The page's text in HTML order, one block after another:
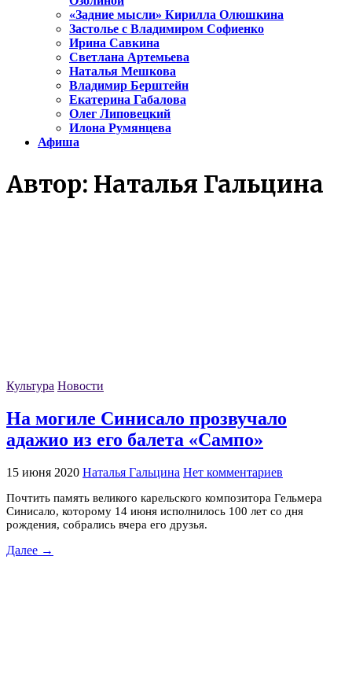
«Задние мысли» Кирилла Олюшкина
Застолье с Владимиром Софиенко
Ирина Савкина
Светлана Артемьева
Наталья Мешкова
Владимир Берштейн
Екатерина Габалова
Олег Липовецкий
Илона Румянцева
Афиша
Автор: Наталья Гальцина
Культура Новости
На могиле Синисало прозвучало
адажио из его балета «Сампо»
15 июня 2020 Наталья Гальцина Нет комментариев
Почтить память великого карельского композитора Гельмера
Синисало, которому 14 июня исполнилось 100 лет со дня
рождения, собрались вчера его друзья.
Далее →